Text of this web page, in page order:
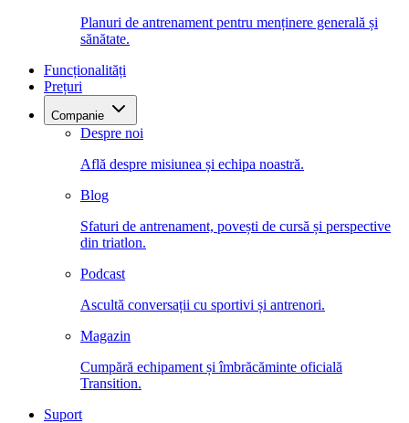
Planuri de antrenament pentru menținere generală și
sănătate.
Funcționalități
Prețuri
Companie
Despre noi
Află despre misiunea și echipa noastră.
Blog
Sfaturi de antrenament, povești de cursă și perspective
din triatlon.
Podcast
Ascultă conversații cu sportivi și antrenori.
Magazin
Cumpără echipament și îmbrăcăminte oficială
Transition.
Suport